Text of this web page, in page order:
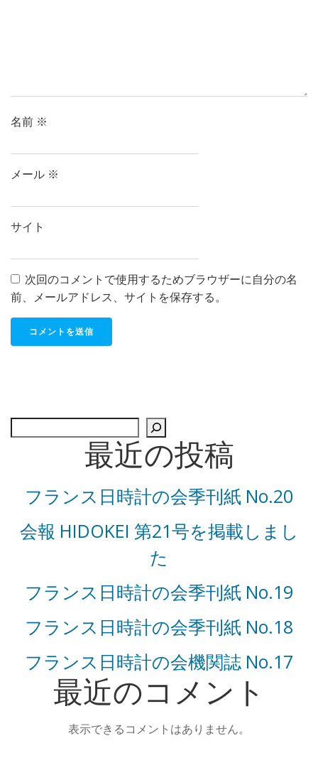
名前 ※
メール ※
サイト
次回のコメントで使用するためブラウザーに自分の名
前、メールアドレス、サイトを保存する。
最近の投稿
フランス日時計の会季刊紙 No.20
会報 HIDOKEI 第21号を掲載しまし
た
フランス日時計の会季刊紙 No.19
フランス日時計の会季刊紙 No.18
フランス日時計の会機関誌 No.17
最近のコメント
表示できるコメントはありません。